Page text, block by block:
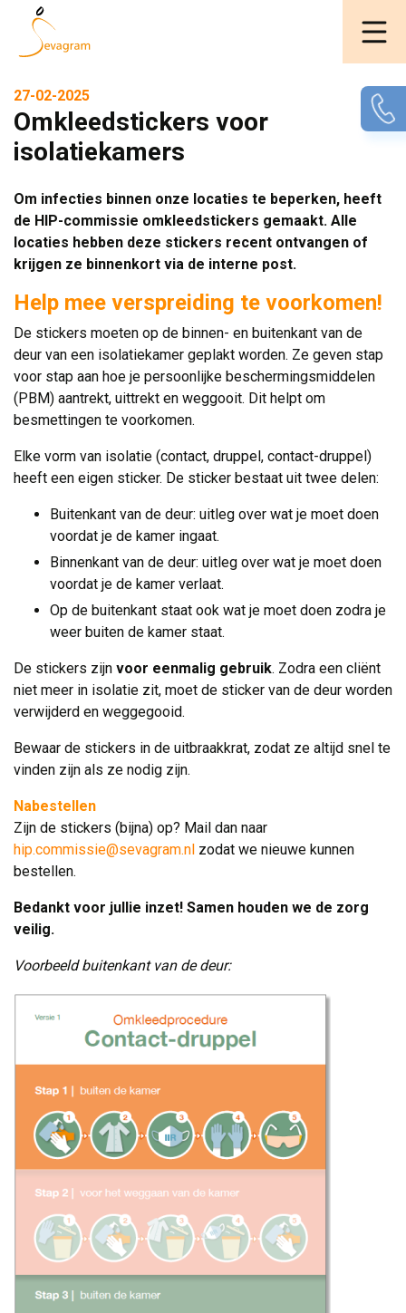
27-02-2025
Omkleedstickers voor
isolatiekamers
Om infecties binnen onze locaties te beperken, heeft
de HIP-commissie omkleedstickers gemaakt. Alle
locaties hebben deze stickers recent ontvangen of
krijgen ze binnenkort via de interne post.
Help mee verspreiding te voorkomen!
De stickers moeten op de binnen- en buitenkant van de
deur van een isolatiekamer geplakt worden. Ze geven stap
voor stap aan hoe je persoonlijke beschermingsmiddelen
(PBM) aantrekt, uittrekt en weggooit. Dit helpt om
besmettingen te voorkomen.
Elke vorm van isolatie (contact, druppel, contact-druppel)
heeft een eigen sticker. De sticker bestaat uit twee delen:
Buitenkant van de deur: uitleg over wat je moet doen
voordat je de kamer ingaat.
Binnenkant van de deur: uitleg over wat je moet doen
voordat je de kamer verlaat.
Op de buitenkant staat ook wat je moet doen zodra je
weer buiten de kamer staat.
De stickers zijn voor eenmalig gebruik. Zodra een cliënt
niet meer in isolatie zit, moet de sticker van de deur worden
verwijderd en weggegooid.
Bewaar de stickers in de uitbraakkrat, zodat ze altijd snel te
vinden zijn als ze nodig zijn.
Nabestellen
Zijn de stickers (bijna) op? Mail dan naar
hip.commissie@sevagram.nl zodat we nieuwe kunnen
bestellen.
Bedankt voor jullie inzet! Samen houden we de zorg
veilig.
Voorbeeld buitenkant van de deur: